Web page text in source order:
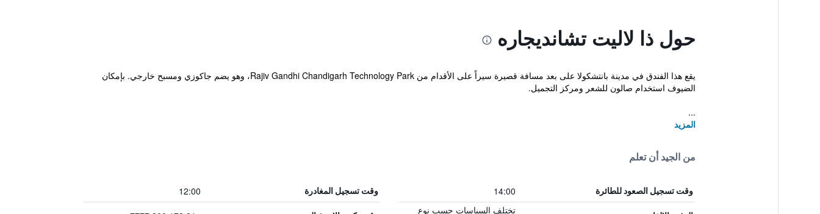
حول ذا لاليت تشانديجاره
يقع هذا الفندق في مدينة بانتشكولا على بعد مسافة قصيرة سيراً على الأقدام من Rajiv Gandhi Chandigarh Technology Park، وهو يضم جاكوزي ومسبح خارجي. بإمكان
الضيوف استخدام صالون للشعر ومركز التجميل.
...
المزيد
من الجيد أن تعلم
وقت تسجيل الصعود للطائرة 14:00 وقت تسجيل المغادرة 12:00
تختلف السياسات حسب نوع